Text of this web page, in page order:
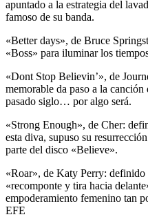
apuntado a la estrategia del
famoso de su banda.
«Better days», de Bruce
«Boss» para iluminar los
«Dont Stop Believin’», de
memorable da paso a la
pasado siglo… por algo será.
«Strong Enough», de Cher:
esta diva, supuso su
parte del disco «Believe».
«Roar», de Katy Perry: definido
«recomponte y tira hacia
empoderamiento femenino tan
EFE